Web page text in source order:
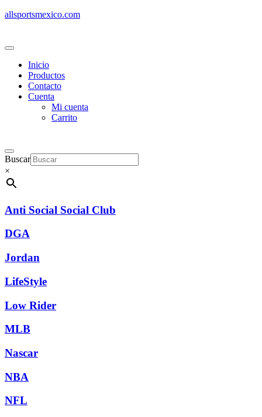
allsportsmexico.com
Inicio
Productos
Contacto
Cuenta
Mi cuenta
Carrito
Buscar
×
Anti Social Social Club
DGA
Jordan
LifeStyle
Low Rider
MLB
Nascar
NBA
NFL